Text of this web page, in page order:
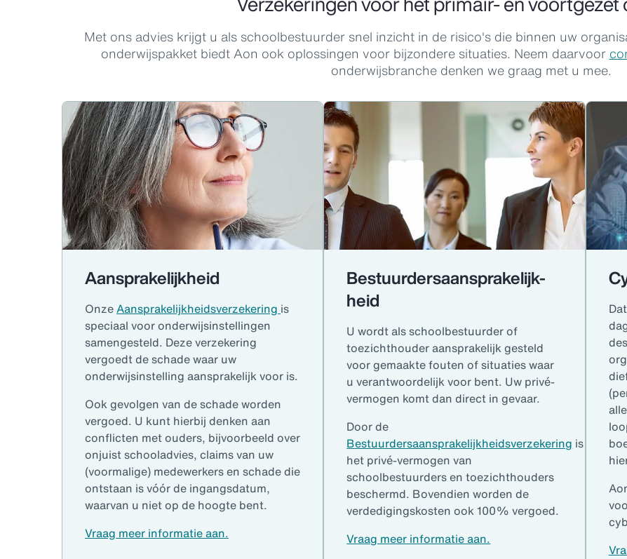
Met ons advies krijgt u als schoolbestuurder snel inzicht in de risico's die binnen uw
onderwijspakket biedt Aon ook oplossingen voor bijzondere situaties. Neem daarvoor
onderwijsbranche denken we graag met u mee.
Aansprakelijkheid
OnzeAansprakelijkheidsverzekering is
speciaal voor onderwijsinstellingen
samengesteld. Deze verzekering
vergoedt de schade waar uw
onderwijsinstelling aansprakelijk voor is.
Ook gevolgen van de schade worden
vergoed. U kunt hierbij denken aan
conflicten met ouders, bijvoorbeeld over
onjuist schooladvies, claims van uw
(voormalige) medewerkers en schade die
ontstaan is vóór de ingangsdatum,
waarvan u niet op de hoogte bent.
Vraag meer informatie aan.
Bestuurdersaansprakelijk-
heid
U wordt als schoolbestuurder of
toezichthouder aansprakelijk gesteld
voor gemaakte fouten of situaties waar
u verantwoordelijk voor bent. Uw privé-
vermogen komt dan direct in gevaar.
Door de
Bestuurdersaansprakelijkheidsverzekering is
het privé-vermogen van
schoolbestuurders en toezichthouders
beschermd. Bovendien worden de
verdedigingskosten ook 100% vergoed.
Vraag meer informatie aan.